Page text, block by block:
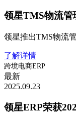
领星TMS物流管
领星推出TMS物流
了解详情
跨境电商ERP
最新
2025.09.23
领星ERP荣获